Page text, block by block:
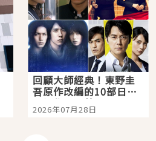
回顧大師經典！東野圭
吾原作改編的10部日本
影視作品推薦
2026年07月28日